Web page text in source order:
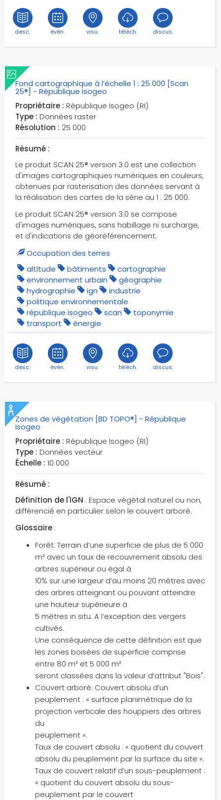
desc. évén. visu. téléch. discus.
Fond cartographique à l’échelle 1 : 25 000 [Scan
25®] - République Isogeo
Propriétaire : République Isogeo (RI)
Type : Données raster
Résolution : 25 000
Résumé :
Le produit SCAN 25® version 3.0 est une collection
d'images cartographiques numériques en couleurs,
obtenues par rasterisation des données servant à
la réalisation des cartes de la série au 1 : 25 000.
Le produit SCAN 25® version 3.0 se compose
d'images numériques, sans habillage ni surcharge,
et d'indications de géoréférencement.
Occupation des terres
altitude
bâtiments
cartographie
environnement urbain
géographie
hydrographie
ign
industrie
politique environnementale
république isogeo
scan
toponymie
transport
énergie
desc. évén. visu. téléch. discus.
Zones de végétation [BD TOPO®] - République
Isogeo
Propriétaire : République Isogeo (RI)
Type : Données vecteur
Échelle : 10 000
Résumé :
Définition de l'IGN : Espace végétal naturel ou non,
différencié en particulier selon le couvert arboré.
Glossaire :
Forêt: Terrain d’une superficie de plus de 5 000
m² avec un taux de recouvrement absolu des
arbres supérieur ou égal à
10% sur une largeur d’au moins 20 mètres avec
des arbres atteignant ou pouvant atteindre
une hauteur supérieure à
5 mètres in situ. A l’exception des vergers
cultivés.
Une conséquence de cette définition est que
les zones boisées de superficie comprise
entre 80 m² et 5 000 m²
seront classées dans la valeur d’attribut "Bois".
Couvert arboré: Couvert absolu d’un
peuplement : « surface planimétrique de la
projection verticale des houppiers des arbres
du
peuplement ».
Taux de couvert absolu : « quotient du couvert
absolu du peuplement par la surface du site ».
Taux de couvert relatif d’un sous-peuplement :
« quotient du couvert absolu du sous-
peuplement par le couvert